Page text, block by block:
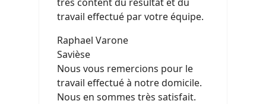
travail effectué par votre équipe.
Raphael Varone
Savièse
Nous vous remercions pour le
travail effectué à notre domicile.
Nous en sommes très satisfait.